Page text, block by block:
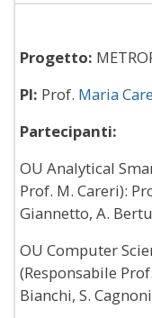
Progetto:
PI: Prof. Maria
Partecipanti:
OU Analytical
Prof. M. Careri):
Giannetto, A.
OU Computer
(Responsabile
Bianchi, S.